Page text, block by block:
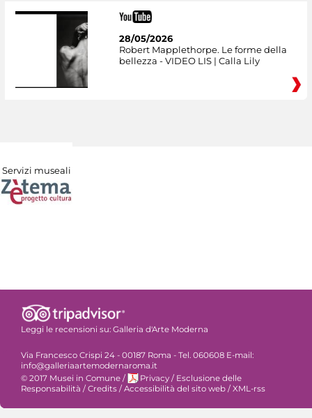
28/05/2026
Robert Mapplethorpe. Le forme della
bellezza - VIDEO LIS | Calla Lily
Servizi museali
Leggi le recensioni su: Galleria d'Arte Moderna
Via Francesco Crispi 24 - 00187 Roma - Tel. 060608 E-mail:
info@galleriaartemodernaroma.it
© 2017 Musei in Comune / Privacy / Esclusione delle
Responsabilità / Credits / Accessibilità del sito web / XML-rss